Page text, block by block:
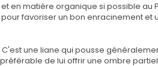
en matière organique si possible
favoriser un bon enracinement et
une liane qui pousse
de lui offrir une ombre